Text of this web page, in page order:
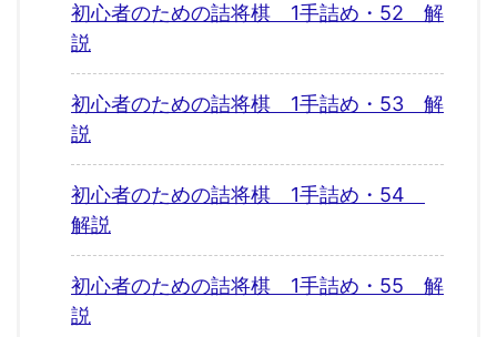
初心者のための詰将棋 1手詰め・52 解
説
初心者のための詰将棋 1手詰め・53 解
説
初心者のための詰将棋 1手詰め・54
解説
初心者のための詰将棋 1手詰め・55 解
説